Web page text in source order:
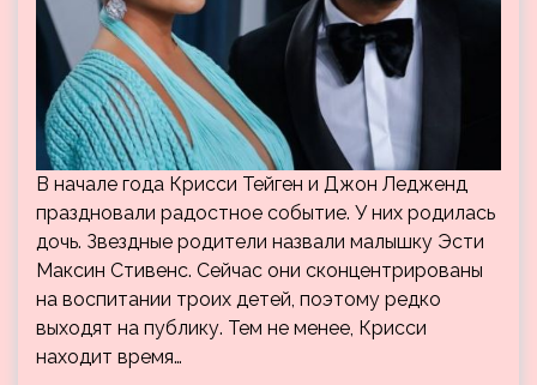
В начале года Крисси Тейген и Джон Ледженд
праздновали радостное событие. У них родилась
дочь. Звездные родители назвали малышку Эсти
Максин Стивенс. Сейчас они сконцентрированы
на воспитании троих детей, поэтому редко
выходят на публику. Тем не менее, Крисси
находит время…